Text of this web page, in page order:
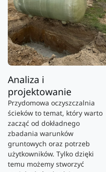
Analiza i
projektowanie
Przydomowa oczyszczalnia
ścieków to temat, który warto
zacząć od dokładnego
zbadania warunków
gruntowych oraz potrzeb
użytkowników. Tylko dzięki
temu możemy stworzyć